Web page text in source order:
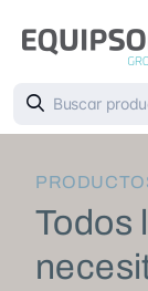
Todos